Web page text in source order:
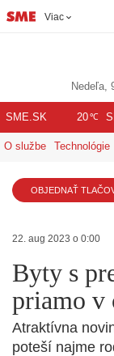
Viac
Nedeľa,
SME.SK 20℃
O službe Technológie
OBJEDNAŤ
22. aug 2023 o 0:00
Byty s
priamo v
Atraktívna
poteší najme